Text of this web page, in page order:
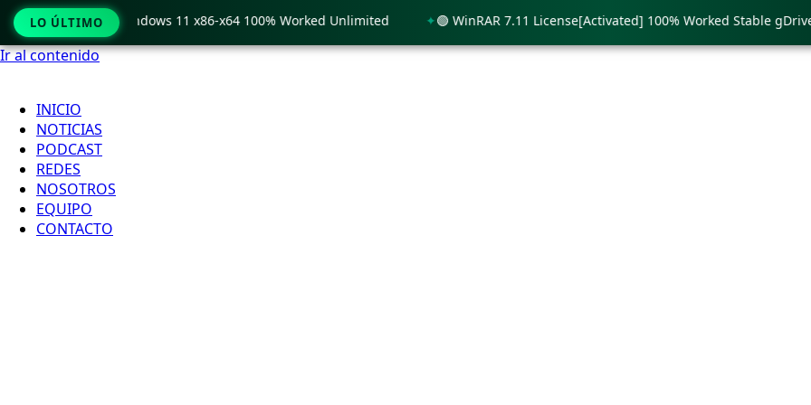
Ir al contenido
INICIO
NOTICIAS
PODCAST
REDES
NOSOTROS
EQUIPO
CONTACTO
LO ÚLTIMO
Crack only Windows 11 x86-x64 100% Worked Unlimited 🟢 WinRAR 7.11 License[Activated] 100% Worked Stable gDrive